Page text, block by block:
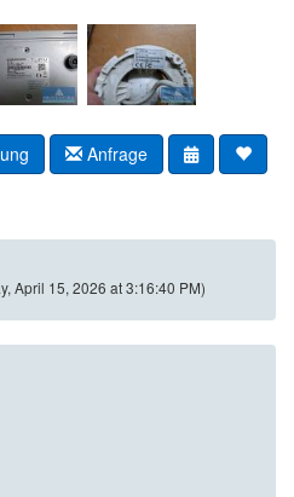
Anfrage
April 15, 2026 at 3:16:40 PM)